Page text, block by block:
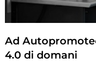
Ad
4.0 di domani